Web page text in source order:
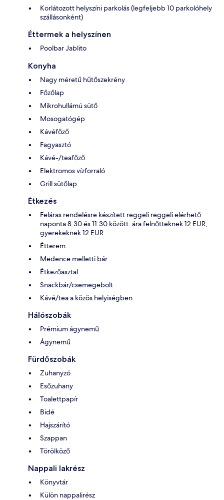
Korlátozott helyszíni parkolás (legfeljebb 10 parkolóhely
szállásonként)
Éttermek a helyszínen
Poolbar Jablito
Konyha
Nagy méretű hűtőszekrény
Főzőlap
Mikrohullámú sütő
Mosogatógép
Kávéfőző
Fagyasztó
Kávé-/teafőző
Elektromos vízforraló
Grill sütőlap
Étkezés
Feláras rendelésre készített reggeli reggeli elérhető
naponta 8:30 és 11:30 között: ára felnőtteknek 12 EUR,
gyerekeknek 12 EUR
Étterem
Medence melletti bár
Étkezőasztal
Snackbár/csemegebolt
Kávé/tea a közös helyiségben
Hálószobák
Prémium ágynemű
Ágynemű
Fürdőszobák
Zuhanyzó
Esőzuhany
Toalettpapír
Bidé
Hajszárító
Szappan
Törölköző
Nappali lakrész
Könyvtár
Külön nappalirész